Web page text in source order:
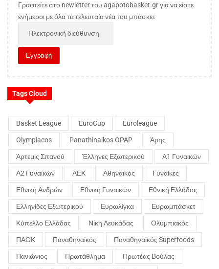
Γραφτείτε στο newletter του agapotobasket.gr για να είστε
ενήμεροι με όλα τα τελευταία νέα του μπάσκετ
Tags Cloud
Basket League EuroCup Euroleague
Olympiacos Panathinaikos OPAP Άρης
Άρτεμις Σπανού Έλληνες Εξωτερικού Α1 Γυναικών
Α2 Γυναικών ΑΕΚ Αθηναικός Γυναίκες
Εθνική Ανδρών Εθνική Γυναικών Εθνική Ελλάδος
Ελληνίδες Εξωτερικού Ευρωλίγκα Ευρωμπάσκετ
Κύπελλο Ελλάδας Νίκη Λευκάδας Ολυμπιακός
ΠΑΟΚ Παναθηναϊκός Παναθηναϊκός Superfoods
Πανιώνιος Πρωτάθλημα Πρωτέας Βούλας